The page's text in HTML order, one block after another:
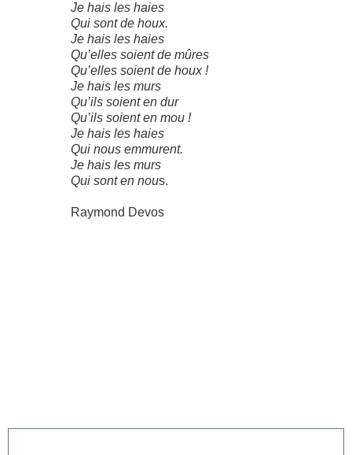
Je hais les haies
Qui sont de houx.
Je hais les haies
Qu’elles soient de mûres
Qu’elles soient de houx !
Je hais les murs
Qu’ils soient en dur
Qu’ils soient en mou !
Je hais les haies
Qui nous emmurent.
Je hais les murs
Qui sont en nous.
Raymond Devos